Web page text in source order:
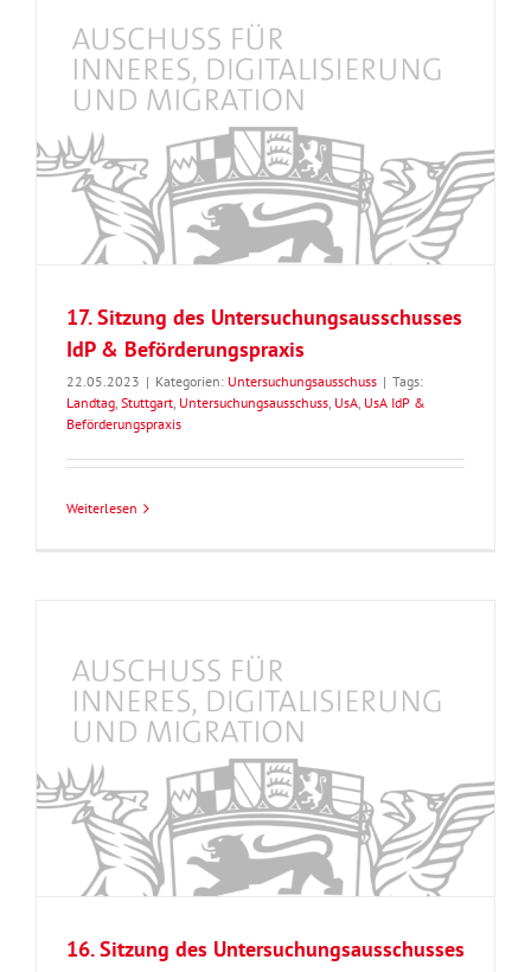
17. Sitzung des Untersuchungsausschusses
IdP & Beförderungspraxis
22.05.2023 | Kategorien: Untersuchungsausschuss | Tags:
Landtag, Stuttgart, Untersuchungsausschuss, UsA, UsA IdP &
Beförderungspraxis
Weiterlesen
16. Sitzung des Untersuchungsausschusses